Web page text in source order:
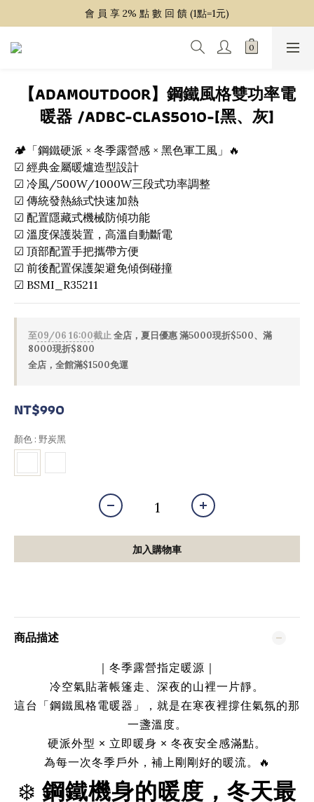
~ 單 筆 消 費 滿 $ 1 5 0 0 免 運 費 ~
會 員 享 2% 點 數 回 饋 (1點=1元)
~ 單 筆 消 費 滿 $ 1 5 0 0 免 運 費 ~
【ADAMOUTDOOR】鋼鐵風格雙功率電
暖器 /ADBC-CLAS5010-[黑、灰]
🏕️「鋼鐵硬派 × 冬季露營感 × 黑色軍工風」🔥
☑ 經典金屬暖爐造型設計
☑ 冷風/500W/1000W三段式功率調整
☑ 傳統發熱絲式快速加熱
☑ 配置隱藏式機械防傾功能
☑ 溫度保護裝置，高溫自動斷電
☑ 頂部配置手把攜帶方便
☑ 前後配置保護架避免傾倒碰撞
☑ BSMI_R35211
至09/06 16:00截止全店，夏日優惠 滿5000現折$500、滿
8000現折$800
全店，全館滿$1500免運
NT$990
顏色 : 野炭黑
加入購物車
商品描述
｜冬季露營指定暖源｜
冷空氣貼著帳篷走、深夜的山裡一片靜。
這台「鋼鐵風格電暖器」，就是在寒夜裡撐住氣氛的那
一盞溫度。
硬派外型 × 立即暖身 × 冬夜安全感滿點。
為每一次冬季戶外，補上剛剛好的暖流。🔥
❄️ 鋼鐵機身的暖度，冬天最